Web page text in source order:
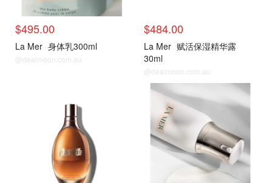
$495.00
La Mer 身体乳300ml
@dealmoon.com.au
$484.00
La Mer 赋活保湿精华露
30ml
@dealmoon.com.au
热门单品